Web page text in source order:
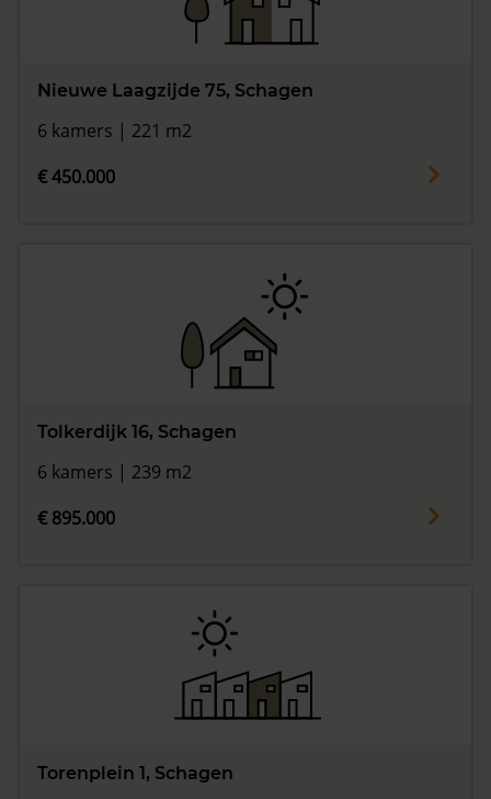
Nieuwe Laagzijde 75, Schagen
6 kamers | 221 m2
€ 450.000
Tolkerdijk 16, Schagen
6 kamers | 239 m2
€ 895.000
Torenplein 1, Schagen